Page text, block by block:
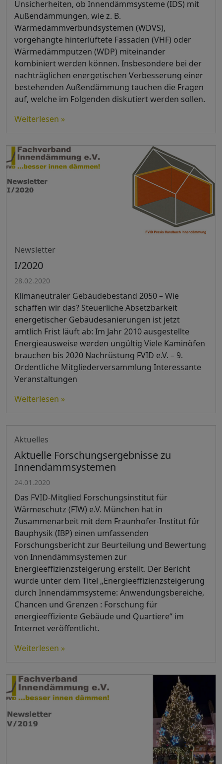
Unsicherheiten, ob Innendämmsysteme (IDS) mit
Außendämmungen, wie z. B.
Wärmedämmverbundsystemen (WDVS),
vorgehängte hinterlüftete Fassaden (VHF) oder
Wärmedämmputzen (WDP) miteinander
kombiniert werden können. Insbesondere bei der
nachträglichen energetischen Verbesserung einer
bestehenden Außendämmung tauchen die Fragen
auf, welche im Folgenden diskutiert werden sollen.
Weiterlesen »
Newsletter
I/2020
28.02.2020
Klimaneutraler Gebäudebestand 2050 – Wie
schaffen wir das? Steuerliche Absetzbarkeit
energetischer Gebäudesanierungen ist jetzt
amtlich Frist läuft ab: Im Jahr 2010 ausgestellte
Energieausweise werden ungültig Viele Kaminöfen
brauchen bis 2020 Nachrüstung FVID e.V. – 9.
Ordentliche Mitgliederversammlung Interessante
Veranstaltungen
Weiterlesen »
Aktuelles
Aktuelle Forschungsergebnisse zu
Innendämmsystemen
24.01.2020
Das FVID-Mitglied Forschungsinstitut für
Wärmeschutz (FIW) e.V. München hat in
Zusammenarbeit mit dem Fraunhofer-Institut für
Bauphysik (IBP) einen umfassenden
Forschungsbericht zur Beurteilung und Bewertung
von Innendämmsystemen zur
Energieeffizienzsteigerung erstellt. Der Bericht
wurde unter dem Titel „Energieeffizienzsteigerung
durch Innendämmsysteme: Anwendungsbereiche,
Chancen und Grenzen : Forschung für
energieeffiziente Gebäude und Quartiere“ im
Internet veröffentlicht.
Weiterlesen »